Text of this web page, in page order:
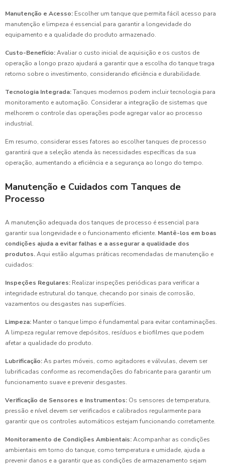
Manutenção e Acesso: Escolher um tanque que permita fácil acesso para
manutenção e limpeza é essencial para garantir a longevidade do
equipamento e a qualidade do produto armazenado.
Custo-Benefício:Avaliar o custo inicial de aquisição e os custos de
operação a longo prazo ajudará a garantir que a escolha do tanque traga
retorno sobre o investimento, considerando eficiência e durabilidade.
Tecnologia Integrada:Tanques modernos podem incluir tecnologia para
monitoramento e automação. Considerar a integração de sistemas que
melhorem o controle das operações pode agregar valor ao processo
industrial.
Em resumo, considerar esses fatores ao escolher tanques de processo
garantirá que a seleção atenda às necessidades específicas da sua
operação, aumentando a eficiência e a segurança ao longo do tempo.
Manutenção e Cuidados com Tanques de
Processo
A manutenção adequada dos tanques de processo é essencial para
garantir sua longevidade e o funcionamento eficiente. Mantê-los em boas
condições ajuda a evitar falhas e a assegurar a qualidade dos
produtos.Aqui estão algumas práticas recomendadas de manutenção e
cuidados:
Inspeções Regulares: Realizar inspeções periódicas para verificar a
integridade estrutural do tanque, checando por sinais de corrosão,
vazamentos ou desgastes nas superfícies.
Limpeza: Manter o tanque limpo é fundamental para evitar contaminações.
A limpeza regular remove depósitos, resíduos e biofilmes que podem
afetar a qualidade do produto.
Lubrificação:As partes móveis, como agitadores e válvulas, devem ser
lubrificadas conforme as recomendações do fabricante para garantir um
funcionamento suave e prevenir desgastes.
Verificação de Sensores e Instrumentos: Os sensores de temperatura,
pressão e nível devem ser verificados e calibrados regularmente para
garantir que os controles automáticos estejam funcionando corretamente.
Monitoramento de Condições Ambientais:Acompanhar as condições
ambientais em torno do tanque, como temperatura e umidade, ajuda a
prevenir danos e a garantir que as condições de armazenamento sejam